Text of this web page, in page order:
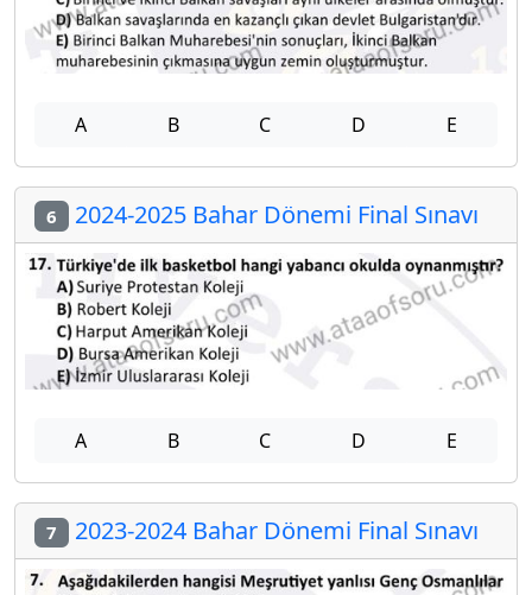
A B C D E
6 2024-2025 Bahar Dönemi Final Sınavı
A B C D E
7 2023-2024 Bahar Dönemi Final Sınavı